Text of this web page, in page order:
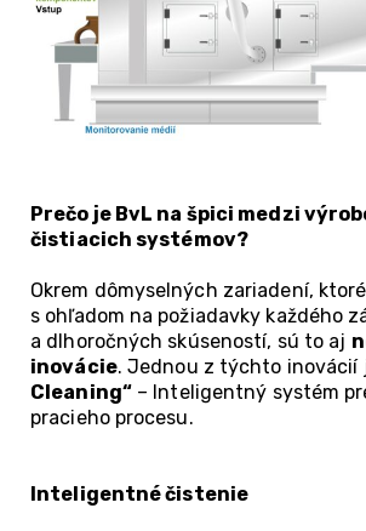
Prečo je BvL na špici medzi
čistiacich systémov?
Okrem dômyselných zariadení,
s ohľadom na požiadavky každého
a dlhoročných skúseností, sú to aj
inovácie. Jednou z týchto inovácií
Cleaning“– Inteligentný systém
pracieho procesu.
Inteligentné čistenie